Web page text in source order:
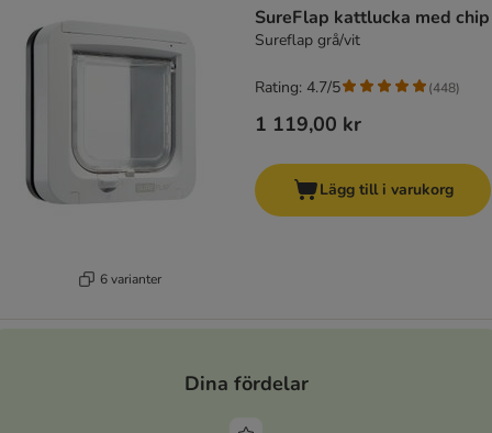
6 varianter
SureFlap kattlucka med chip
Sureflap grå/vit
1 119,00 kr
Rating: 4.7/5 (448)
Lägg till i varukorg
Dina fördelar